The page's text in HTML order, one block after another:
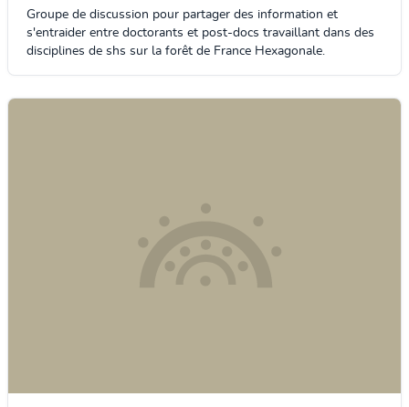
Groupe de discussion pour partager des information et
s'entraider entre doctorants et post-docs travaillant dans des
disciplines de shs sur la forêt de France Hexagonale.